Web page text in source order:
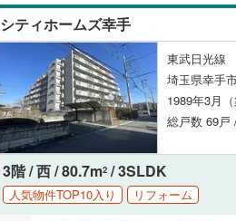
シティホームズ幸手
東武日光線
埼玉県幸手
1989年3月（
総戸数 69戸
3階 / 西 / 80.7m2 / 3SLDK
人気物件TOP10入り リフォーム
該当物件0件
新座市(
北本市(
吉川市
該当物件0件
該当物件0件
該当物件0件
該当物件0件
階下に住
構造・規模・
（0）
該当物件0件